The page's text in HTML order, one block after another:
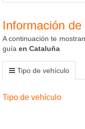
Información
A continuación te
guía en Cataluña
Tipo de vehículo
Tipo de vehículo